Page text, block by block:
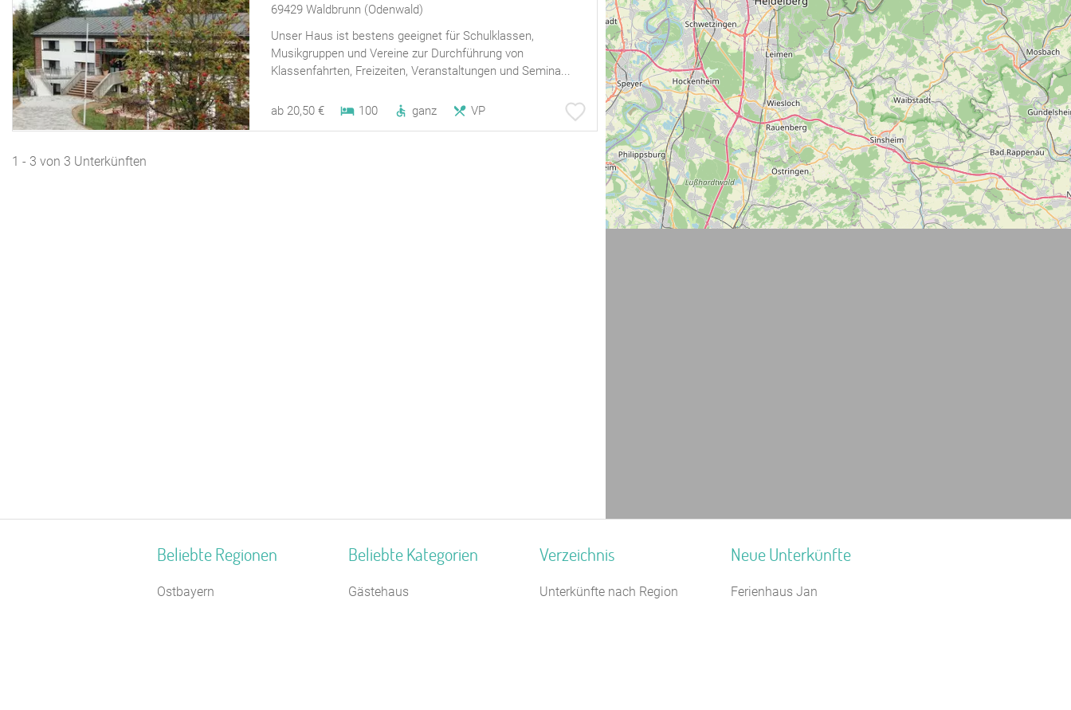
69429 Waldbrunn (Odenwald)
Unser Haus ist bestens geeignet für Schulklassen,
Musikgruppen und Vereine zur Durchführung von
Klassenfahrten, Freizeiten, Veranstaltungen und Semina...
ab 20,50 € 100 ganz VP
1 - 3 von 3 Unterkünften
Beliebte Regionen
Ostbayern
Beliebte Kategorien
Gästehaus
Verzeichnis
Unterkünfte nach Region
Neue Unterkünfte
Ferienhaus Jan